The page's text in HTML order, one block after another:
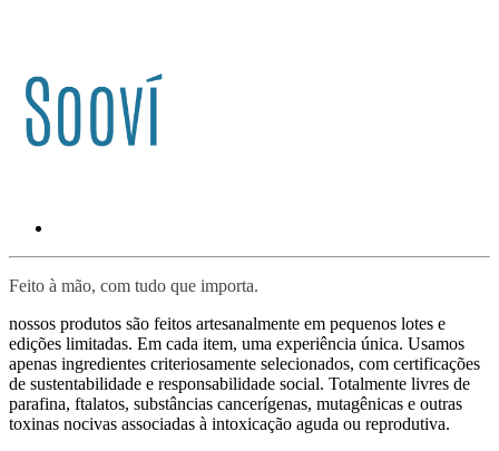
Feito à mão, com tudo que importa.
nossos produtos são feitos artesanalmente em pequenos lotes e
edições limitadas. Em cada item, uma experiência única. Usamos
apenas ingredientes criteriosamente selecionados, com certificações
de sustentabilidade e responsabilidade social. Totalmente livres de
parafina, ftalatos, substâncias cancerígenas, mutagênicas e outras
toxinas nocivas associadas à intoxicação aguda ou reprodutiva.